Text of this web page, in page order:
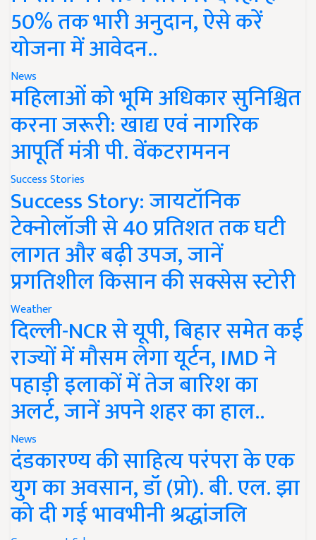
50% तक भारी अनुदान, ऐसे करें
योजना में आवेदन..
News
महिलाओं को भूमि अधिकार सुनिश्चित
करना जरूरी: खाद्य एवं नागरिक
आपूर्ति मंत्री पी. वेंकटरामनन
Success Stories
Success Story: जायटॉनिक
टेक्नोलॉजी से 40 प्रतिशत तक घटी
लागत और बढ़ी उपज, जानें
प्रगतिशील किसान की सक्सेस स्टोरी
Weather
दिल्ली-NCR से यूपी, बिहार समेत कई
राज्यों में मौसम लेगा यूर्टन, IMD ने
पहाड़ी इलाकों में तेज बारिश का
अलर्ट, जानें अपने शहर का हाल..
News
दंडकारण्य की साहित्य परंपरा के एक
युग का अवसान, डॉ (प्रो). बी. एल. झा
को दी गई भावभीनी श्रद्धांजलि